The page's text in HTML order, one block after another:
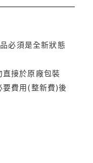
必須是全新狀態
接於原廠包裝
要費用(整新費)後